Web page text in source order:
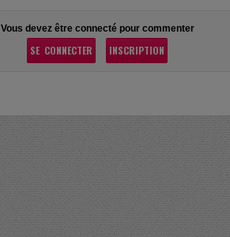
Vous devez être connecté pour commenter
SE CONNECTER INSCRIPTION